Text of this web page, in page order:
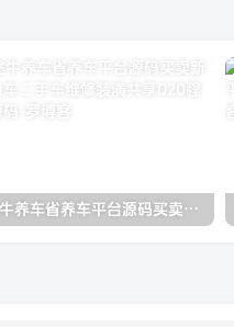
途牛养车省养车平台源码买卖新车租车二手车维修装潢共享O2O程序源码